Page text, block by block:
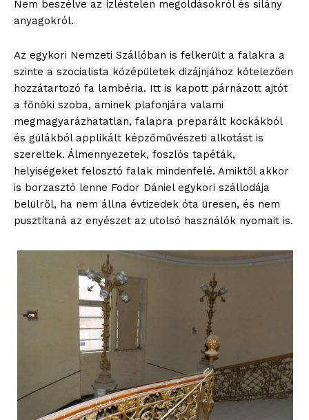
blogSZOLNOK
szubjektív élményportál
Hasznos
Előfizetés
Kapcsolat
Nem beszélve az ízléstelen megoldásokról és silány
anyagokról.
Az egykori Nemzeti Szállóban is felkerült a falakra a
szinte a szocialista középületek dizájnjához kötelezően
hozzátartozó fa lambéria. Itt is kapott párnázott ajtót
a főnöki szoba, aminek plafonjára valami
megmagyarázhatatlan, falapra preparált kockákból
és gúlákból applikált képzőművészeti alkotást is
szereltek. Álmennyezetek, foszlós tapéták,
helyiségeket felosztó falak mindenfelé. Amiktől akkor
is borzasztó lenne Fodor Dániel egykori szállodája
belülről, ha nem állna évtizedek óta üresen, és nem
pusztítaná az enyészet az utolsó használók nyomait is.